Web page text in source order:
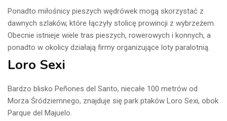
Ponadto miłośnicy pieszych wędrówek mogą skorzystać z
dawnych szlaków, które łączyły stolicę prowincji z wybrzeżem.
Obecnie istnieje wiele tras pieszych, rowerowych i konnych, a
ponadto w okolicy działają firmy organizujące loty paralotnią.
Loro Sexi
Bardzo blisko Peñones del Santo, niecałe 100 metrów od
Morza Śródziemnego, znajduje się park ptaków Loro Sexi, obok
Parque del Majuelo.